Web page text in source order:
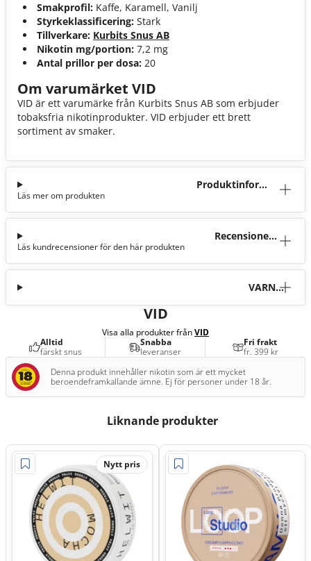
Smakprofil: Kaffe, Karamell, Vanilj
Styrkeklassificering: Stark
Tillverkare: Kurbits Snus AB
Nikotin mg/portion: 7,2 mg
Antal prillor per dosa: 20
Om varumärket VID
VID är ett varumärke från Kurbits Snus AB som erbjuder
tobaksfria nikotinprodukter. VID erbjuder ett brett
sortiment av smaker.
Produktinforma
Läs mer om produkten
Recensioner
Läs kundrecensioner för den här produkten
VARNI
VID
Visa alla produkter frånVID
Alltid
färskt snus
Snabba
leveranser
Fri frakt
fr. 399 kr
Denna produkt innehåller nikotin som är ett mycket
beroendeframkallande ämne. Ej för personer under 18 år.
Liknande produkter
Nytt pris